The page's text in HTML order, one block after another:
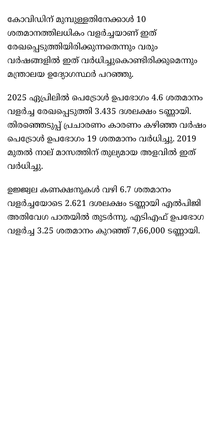
കോവിഡിന് മുമ്പുള്ളതിനേക്കാള്‍ 10
ശതമാനത്തിലധികം വളര്‍ച്ചയാണ് ഇത്
രേഖപ്പെടുത്തിയിരിക്കുന്നതെന്നും വരും
വര്‍ഷങ്ങളില്‍ ഇത് വര്‍ധിച്ചുകൊണ്ടിരിക്കുമെന്നും
മന്ത്രാലയ ഉദ്യോഗസ്ഥര്‍ പറഞ്ഞു.
2025 ഏപ്രിലില്‍ പെട്രോള്‍ ഉപഭോഗം 4.6 ശതമാനം
വളര്‍ച്ച രേഖപ്പെടുത്തി 3.435 ദശലക്ഷം ടണ്ണായി.
തിരഞ്ഞെടുപ്പ് പ്രചാരണം കാരണം കഴിഞ്ഞ വര്‍ഷം
പെട്രോള്‍ ഉപഭോഗം 19 ശതമാനം വര്‍ധിച്ചു. 2019
മുതല്‍ നാല് മാസത്തിന് തുല്യമായ അളവില്‍ ഇത്
വര്‍ധിച്ചു.
ഉജ്ജ്വല കണക്ഷനുകള്‍ വഴി 6.7 ശതമാനം
വളര്‍ച്ചയോടെ 2.621 ദശലക്ഷം ടണ്ണായി എല്‍പിജി
അതിവേഗ പാതയില്‍ തുടര്‍ന്നു. എടിഎഫ് ഉപഭോഗ
വളര്‍ച്ച 3.25 ശതമാനം കുറഞ്ഞ് 7,66,000 ടണ്ണായി.